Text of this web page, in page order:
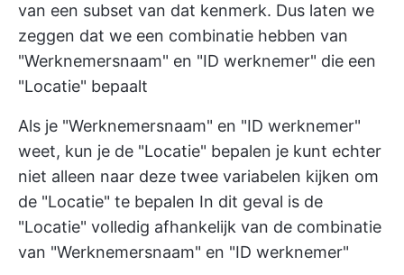
van een subset van dat kenmerk. Dus laten we
zeggen dat we een combinatie hebben van
"Werknemersnaam" en "ID werknemer" die een
"Locatie" bepaalt
Als je "Werknemersnaam" en "ID werknemer"
weet, kun je de "Locatie" bepalen je kunt echter
niet alleen naar deze twee variabelen kijken om
de "Locatie" te bepalen In dit geval is de
"Locatie" volledig afhankelijk van de combinatie
van "Werknemersnaam" en "ID werknemer"